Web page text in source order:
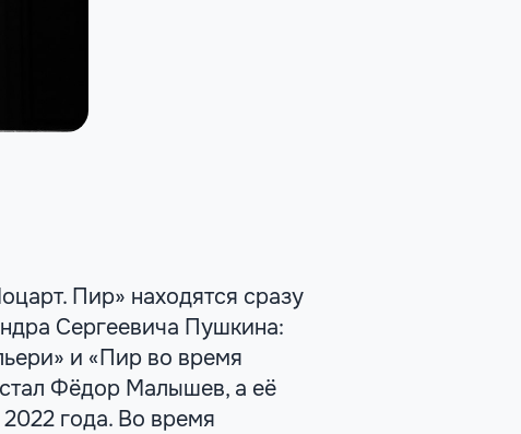
Пир» находятся сразу
Сергеевича Пушкина:
и «Пир во время
Фёдор Малышев, а её
года. Во время